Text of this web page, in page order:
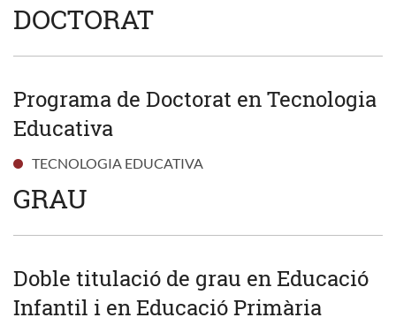
DOCTORAT
Programa de Doctorat en Tecnologia
Educativa
TECNOLOGIA EDUCATIVA
GRAU
Doble titulació de grau en Educació
Infantil i en Educació Primària